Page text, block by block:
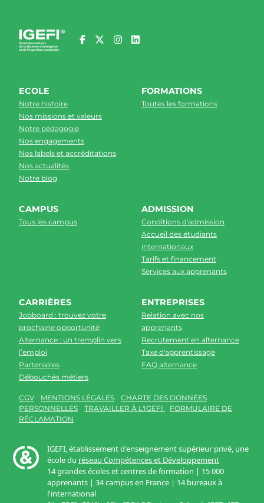
ECOLE
Notre histoire
Nos missions et valeurs
Notre pédagogie
Nos engagements
Nos labels et accréditations
Nos actualités
Notre blog
FORMATIONS
Toutes les formations
CAMPUS
Tous les campus
ADMISSION
Conditions d'admission
Accueil des étudiants
internationaux
Tarifs et financement
Services aux apprenants
CARRIÈRES
Jobboard : trouvez votre
prochaine opportunité
Alternance : un tremplin vers
l’emploi
Partenaires
Débouchés métiers
ENTREPRISES
Relation avec nos
apprenants
Recrutement en alternance
Taxe d'apprentissage
FAQ alternance
CGV MENTIONS LÉGALES
CHARTE DES DONNÉES
PERSONNELLES
TRAVAILLER À L'IGEFI
FORMULAIRE DE
RÉCLAMATION